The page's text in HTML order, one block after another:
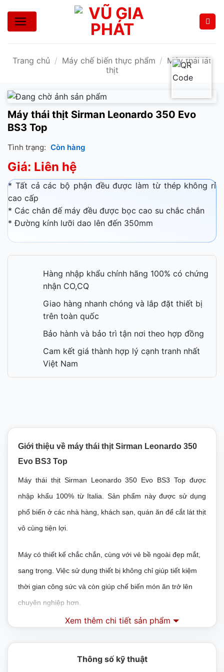
nội
Trang chủ / Máy chế biến thực phẩm / Máy thái lát
thịt
Máy thái thịt Sirman Leonardo 350 Evo
BS3 Top
Tình trạng: Còn hàng
Giá: Liên hệ
* Tất cả các bộ phận đều được làm từ thép không rỉ
cao cấp
* Các chân đế máy đều được bọc cao su chắc chắn
* Đường kính lưỡi dao lên đến 350mm
Hàng nhập khẩu chính hãng 100% có chứng
nhận CO,CQ
Giao hàng nhanh chóng và lắp đặt thiết bị
trên toàn quốc
Bảo hành và bảo trì tận nơi theo hợp đồng
Cam kết giá thành hợp lý cạnh tranh nhất
Việt Nam
Giới thiệu về máy thái thịt Sirman Leonardo 350
Evo BS3 Top
Máy thái thịt Sirman Leonardo 350 Evo BS3 Top được
nhập khẩu 100% từ Italia. Sản phẩm này được sử dụng
phổ biến ở các nhà hàng, khách sạn, quán ăn để cắt lát thịt
vô cùng tiện lợi.
Máy có thiết kế chắc chắn, cùng với vẻ bề ngoài đẹp mắt,
sang trọng. Việc sử dụng thiết bị không chỉ giúp tiết kiệm
thời gian công sức và còn giúp chế biến món ăn trở lên
chuyên nghiệp hơn.
Đặc điểm củamáy thái thịt Sirman Leonardo 350
– Các đường bo của máy được thiết kế bo tròn, không góc
Xem thêm chi tiết sản phẩm
Thông số kỹ thuật